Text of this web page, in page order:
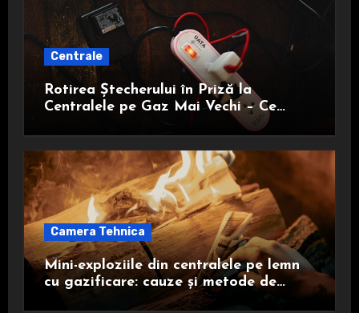
Centrale
Rotirea Ștecherului în Priză la
Centralele pe Gaz Mai Vechi – Ce
Camera Tehnica
Mini-exploziile din centralele pe lemn
cu gazificare: cauze și metode de